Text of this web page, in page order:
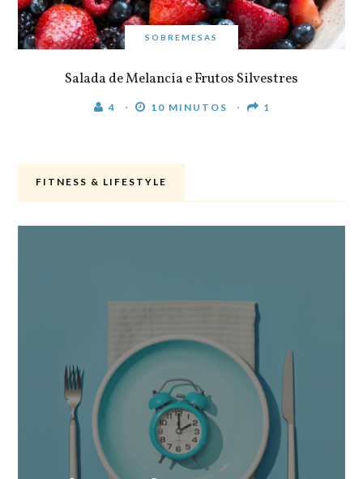
SOBREMESAS
Salada de Melancia e Frutos Silvestres
4 10 MINUTOS 1
FITNESS & LIFESTYLE